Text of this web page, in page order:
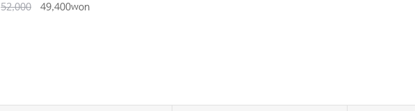
52,000
49,400won